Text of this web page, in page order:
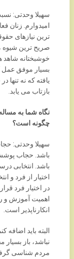
سهیلا وحدتی:
امیدوارم. زنان
ترین نیازهای
صریح ترین شیوه
خوشبختانه شاهد
بسیار موفق عمل
یافته که نه
بازتاب می یابد.
نگاه شما به
چگونه است؟
سهیلا وحدتی:
باشد. حجاب
باشد. انتخابی
اختیار از فرد و
در اختیار فرد
اهمیت آموزش و
انکارناپذیر است.
البته باید
نباشد، باز
مردم شناسی